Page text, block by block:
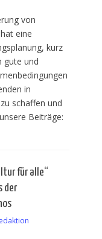
von
eine
kurz
gute und
in
schaffen und
Beiträge:
für alle“
der